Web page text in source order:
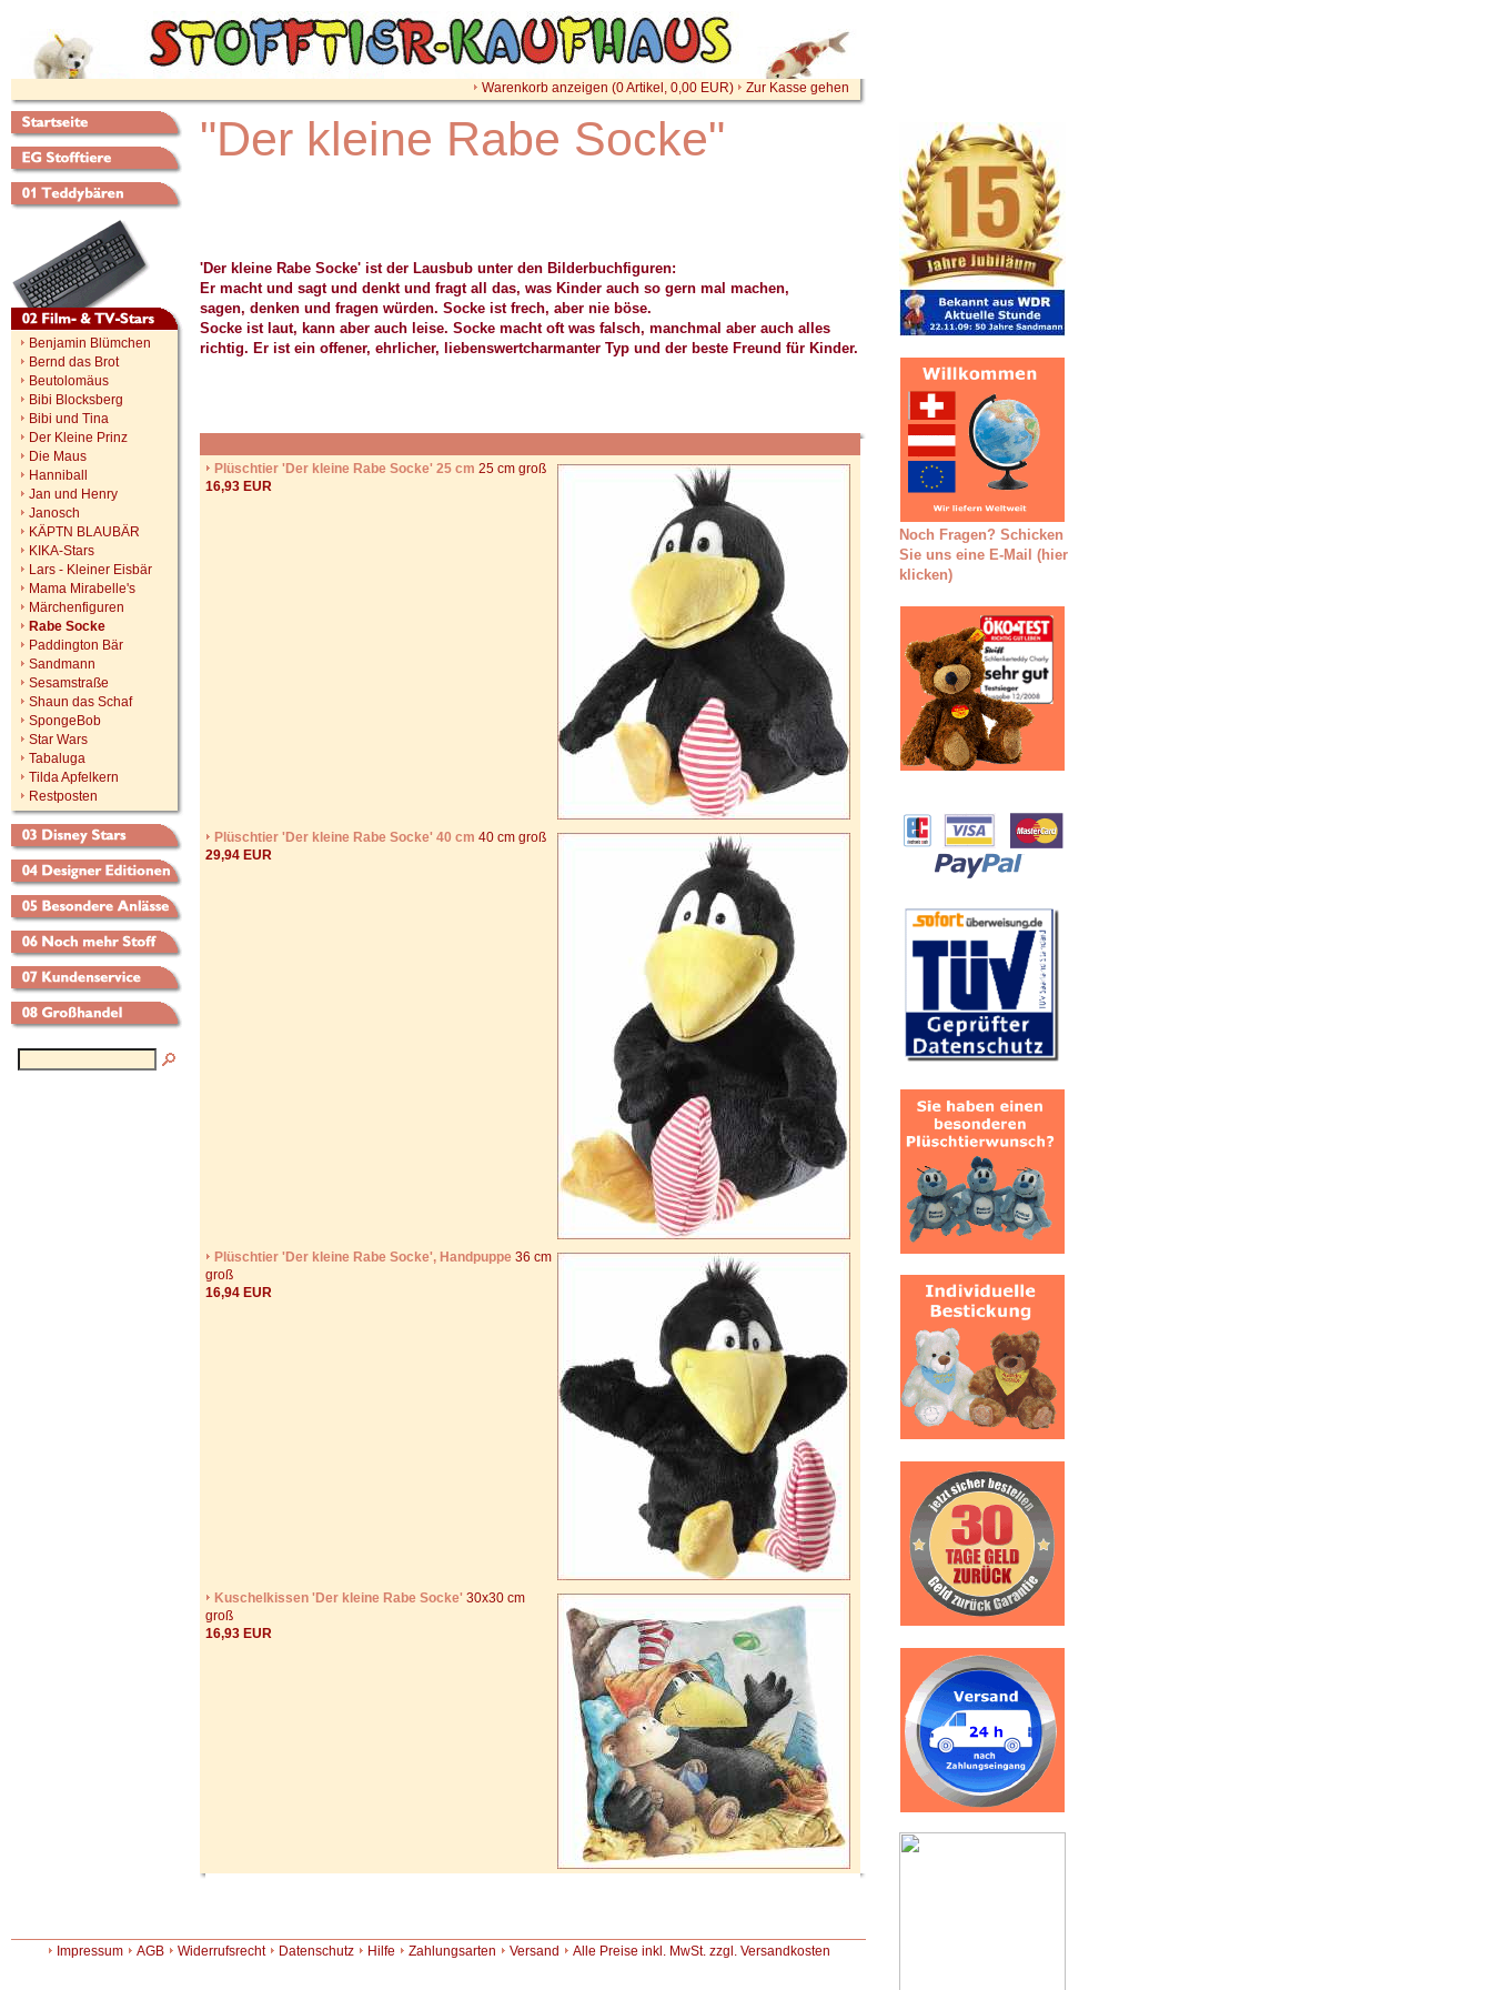
Warenkorb anzeigen (0Artikel, 0,00 EUR) Zur Kasse gehen
Benjamin Blümchen
Bernd das Brot
Beutolomäus
Bibi Blocksberg
Bibi und Tina
Der Kleine Prinz
Die Maus
Hanniball
Jan und Henry
Janosch
KÄPTN BLAUBÄR
KIKA-Stars
Lars - Kleiner Eisbär
Mama Mirabelle's
Märchenfiguren
Rabe Socke
Paddington Bär
Sandmann
Sesamstraße
Shaun das Schaf
SpongeBob
Star Wars
Tabaluga
Tilda Apfelkern
Restposten
"Der kleine Rabe Socke"
'Der kleine Rabe Socke' ist der Lausbub unter den Bilderbuchfiguren:
Er macht und sagt und denkt und fragt all das, was Kinder auch so gern mal machen,
sagen, denken und fragen würden. Socke ist frech, aber nie böse.
Socke ist laut, kann aber auch leise. Socke macht oft was falsch, manchmal aber auch alles
richtig. Er ist ein offener, ehrlicher, liebenswertcharmanter Typ und der beste Freund für Kinder.
Plüschtier 'Der kleine Rabe Socke' 25 cm 25 cm groß
16,93 EUR
Plüschtier 'Der kleine Rabe Socke' 40 cm 40 cm groß
29,94 EUR
Plüschtier 'Der kleine Rabe Socke', Handpuppe 36 cm
groß
16,94 EUR
Kuschelkissen 'Der kleine Rabe Socke' 30x30 cm
groß
16,93 EUR
Impressum AGB Widerrufsrecht Datenschutz Hilfe Zahlungsarten Versand Alle Preise inkl. MwSt. zzgl. Versandkosten
Noch Fragen? Schicken
Sie uns eine E-Mail (hier
klicken)